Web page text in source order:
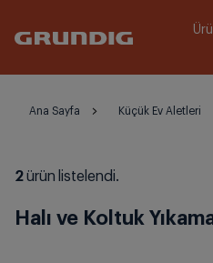
Ana Sayfa Küçük Ev Aletleri
2ürün listelendi.
Halı ve Koltuk